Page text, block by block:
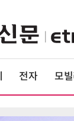
전자 모빌